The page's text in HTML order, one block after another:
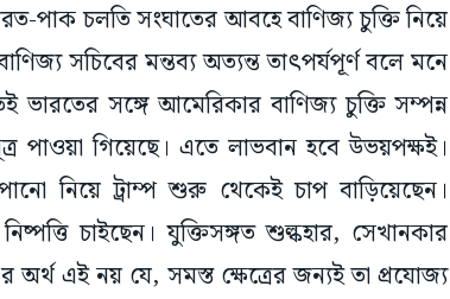
পাক চলতি সংঘাতের আবহে বাণিজ্য চুক্তি নিয়ে
সচিবের মন্তব্য অত্যন্ত তাৎপর্যপূর্ণ বলে মনে
ভারতের সঙ্গে আমেরিকার বাণিজ্য চুক্তি সম্পন্ন
পাওয়া গিয়েছে। এতে লাভবান হবে উভয়পক্ষই।
নিয়ে ট্রাম্প শুরু থেকেই চাপ বাড়িয়েছেন।
চাইছেন। যুক্তিসঙ্গত শুল্কহার, সেখানকার
এই নয় যে, সমস্ত ক্ষেত্রের জন্যই তা প্রযোজ্য